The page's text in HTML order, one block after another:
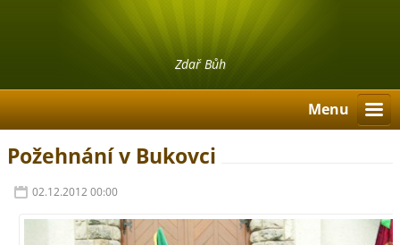
Zdař Bůh
Menu
Požehnání v Bukovci
02.12.2012 00:00